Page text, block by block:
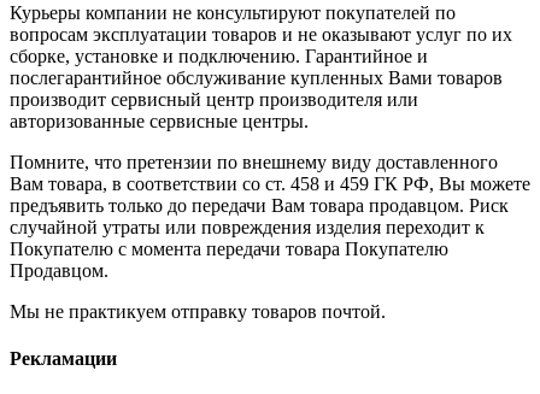
Курьеры компании не консультируют покупателей по
вопросам эксплуатации товаров и не оказывают услуг по их
сборке, установке и подключению. Гарантийное и
послегарантийное обслуживание купленных Вами товаров
производит сервисный центр производителя или
авторизованные сервисные центры.
Помните, что претензии по внешнему виду доставленного
Вам товара, в соответствии со ст. 458 и 459 ГК РФ, Вы можете
предъявить только до передачи Вам товара продавцом. Риск
случайной утраты или повреждения изделия переходит к
Покупателю с момента передачи товара Покупателю
Продавцом.
Мы не практикуем отправку товаров почтой.
Рекламации